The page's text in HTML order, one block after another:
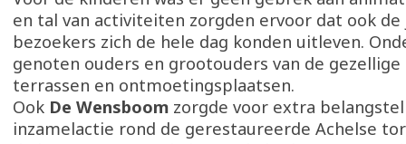
en tal van activiteiten zorgden ervoor dat ook
bezoekers zich de hele dag konden uitleven.
genoten ouders en grootouders van de
terrassen en ontmoetingsplaatsen.
Ook De Wensboom zorgde voor extra
inzamelactie rond de gerestaureerde Achelse